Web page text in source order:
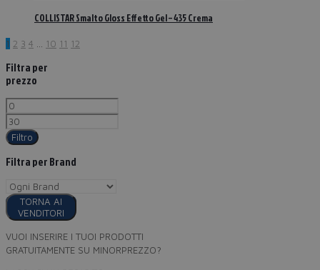
COLLISTAR Smalto Gloss Effetto Gel – 435 Crema
1 2 3 4 10 11 12
Filtra per
prezzo
Filtro
Filtra per Brand
TORNA AI
VENDITORI
VUOI INSERIRE I TUOI PRODOTTI
GRATUITAMENTE SU MINORPREZZO?